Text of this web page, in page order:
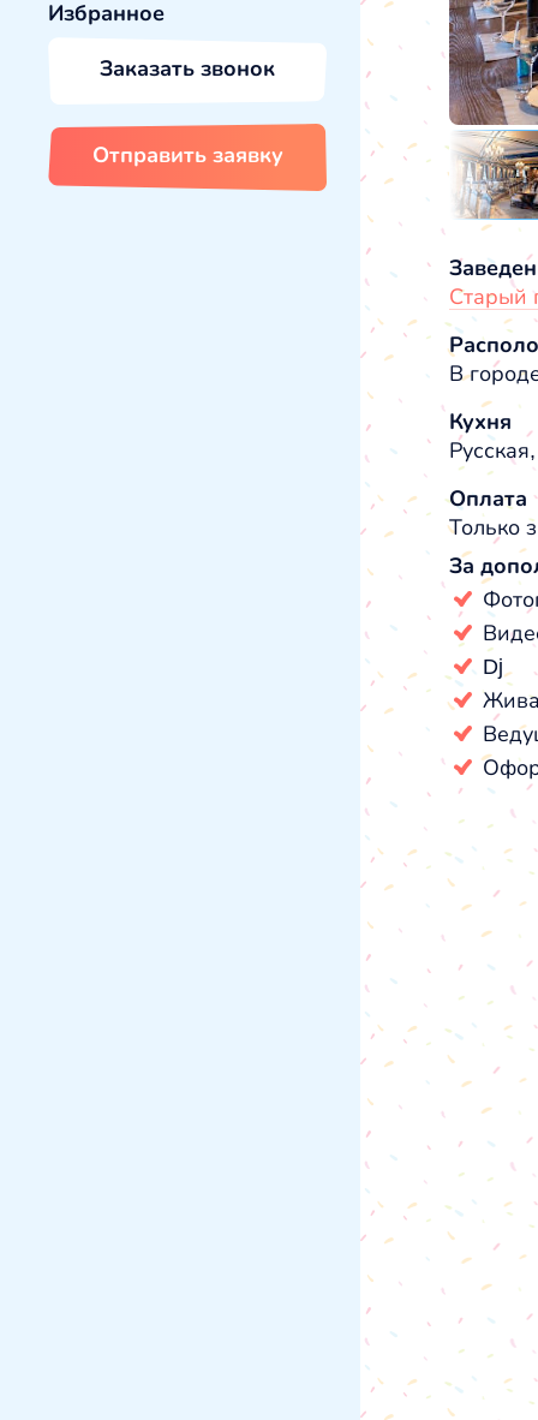
Избранное
Заказать звонок
Отправить заявку
Старый
В
Кухня
Оплата
Только
За
Dj